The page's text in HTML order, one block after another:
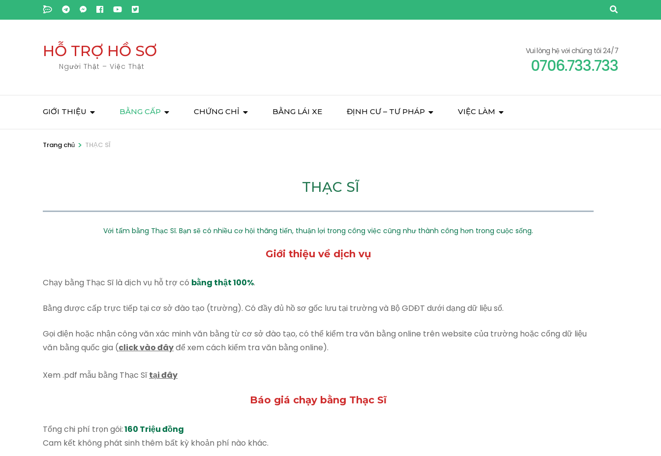
qua
HỖ TRỢ HỒ SƠ
Người Thật – Việc Thật
Vui lòng hệ với chúng tôi 24/7
0706.733.733
GIỚI THIỆU BẰNG CẤP CHỨNG CHỈ BẰNG LÁI XE ĐỊNH CƯ – TƯ PHÁP VIỆC LÀM
Trang chủ > THẠC SĨ
THẠC SĨ
Với tấm bằng Thạc Sĩ. Bạn sẽ có nhiều cơ hội thăng tiến, thuận lợi trong công việc cũng như thành công hơn trong cuộc sống.
Giới thiệu về dịch vụ
Chạy bằng Thạc Sĩ là dịch vụ hỗ trợ có bằng thật 100%.
Bằng được cấp trực tiếp tại cơ sở đào tạo (trường). Có đầy đủ hồ sơ gốc lưu tại trường và Bộ GDĐT dưới dạng dữ liệu số.
Gọi điện hoặc nhận công văn xác minh văn bằng từ cơ sở đào tạo, có thể kiểm tra văn bằng online trên website của trường hoặc cổng dữ liệu
văn bằng quốc gia (click vào đâyđể xem cách kiểm tra văn bằng online).
Xem .pdf mẫu bằng Thạc Sĩtại đây
Báo giá chạy bằng Thạc Sĩ
Tổng chi phí trọn gói:160 Triệu đồng
Cam kết không phát sinh thêm bất kỳ khoản phí nào khác.